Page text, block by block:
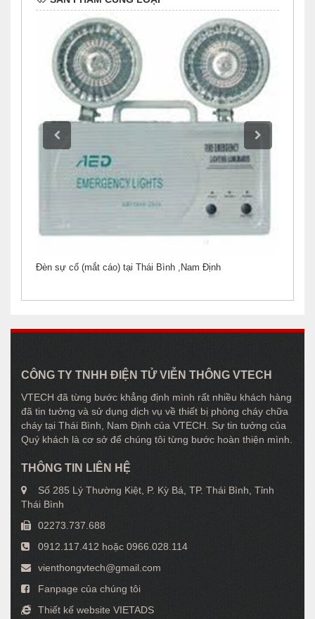
Đèn sự cố (mắt cáo) tại Thái Bình ,Nam Định
CÔNG TY TNHH ĐIỆN TỬ VIỄN THÔNG VTECH
VTECH đã từng bước khẳng định mình rất nhiều khách hàng
đã tin tưởng và sử dụng dịch vụ về thiết bị phòng cháy chữa
cháy tại Thái Bình, Nam Định của VTECH. Sự tin tưởng của
Quý khách là cơ sở để chúng tôi từng bước hoàn thiện mình.
THÔNG TIN LIÊN HỆ
Số 285 Lý Thường Kiệt, P. Kỳ Bá, TP. Thái Bình, Tỉnh
Thái Bình
02273.737.688
0912.117.412 hoặc 0966.028.114
vienthongvtech@gmail.com
Fanpage của chúng tôi
Thiết kế website VIETADS